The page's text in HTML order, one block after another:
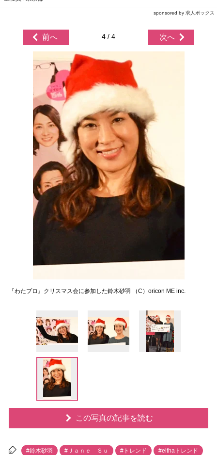
sponsored by 求人ボックス
前へ 4 / 4 次へ
『わたプロ』クリスマス会に参加した鈴木砂羽 （C）oricon ME inc.
この写真の記事を読む
#鈴木砂羽 #Ｊａｎｅ Ｓｕ #トレンド #elthaトレンド